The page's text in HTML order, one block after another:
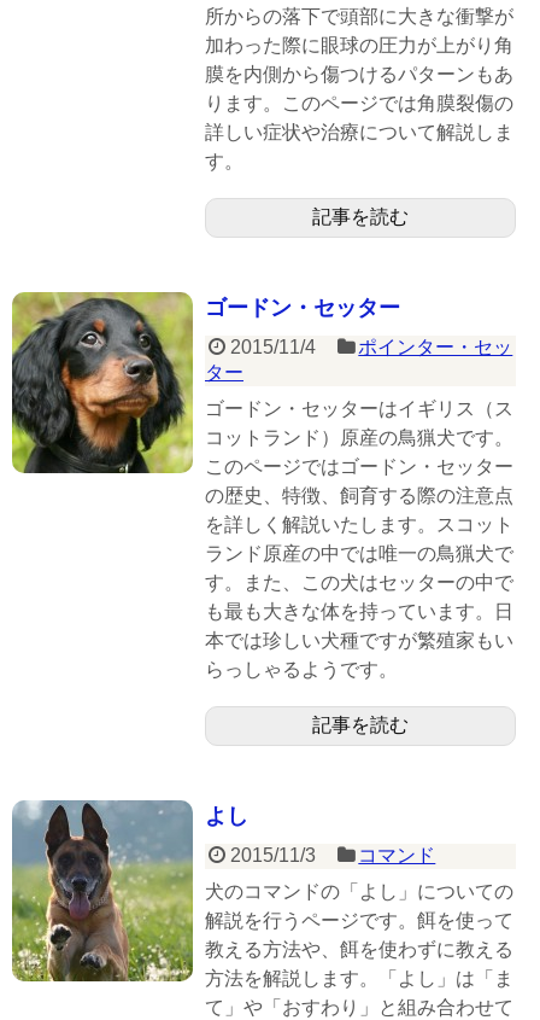
所からの落下で頭部に大きな衝撃が
加わった際に眼球の圧力が上がり角
膜を内側から傷つけるパターンもあ
ります。このページでは角膜裂傷の
詳しい症状や治療について解説しま
す。
記事を読む
ゴードン・セッター
2015/11/4
ポインター・セッ
ター
ゴードン・セッターはイギリス（ス
コットランド）原産の鳥猟犬です。
このページではゴードン・セッター
の歴史、特徴、飼育する際の注意点
を詳しく解説いたします。スコット
ランド原産の中では唯一の鳥猟犬で
す。また、この犬はセッターの中で
も最も大きな体を持っています。日
本では珍しい犬種ですが繁殖家もい
らっしゃるようです。
記事を読む
よし
2015/11/3
コマンド
犬のコマンドの「よし」についての
解説を行うページです。餌を使って
教える方法や、餌を使わずに教える
方法を解説します。「よし」は「ま
て」や「おすわり」と組み合わせて